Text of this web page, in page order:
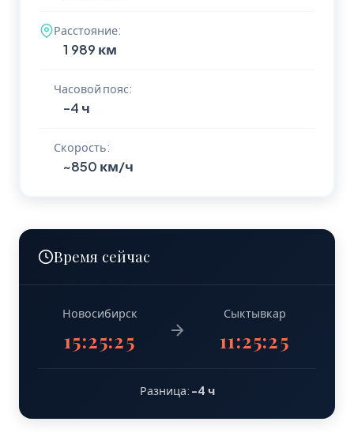
Расстояние:
1 989 км
Часовой пояс:
-4 ч
Скорость:
~850 км/ч
Время сейчас
Новосибирск
15:25:26
Сыктывкар
11:25:26
Разница: -4 ч